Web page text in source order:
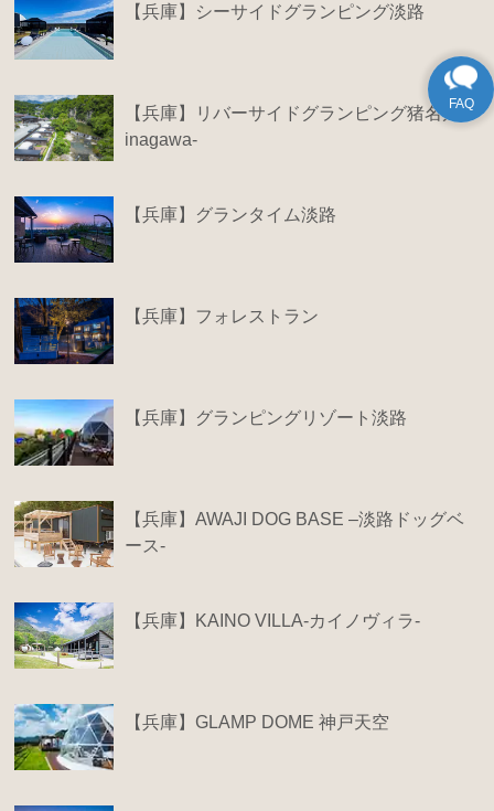
【兵庫】シーサイドグランピング淡路
【兵庫】リバーサイドグランピング猪名川-
inagawa-
【兵庫】グランタイム淡路
【兵庫】フォレストラン
【兵庫】グランピングリゾート淡路
【兵庫】AWAJI DOG BASE –淡路ドッグベ
ース-
【兵庫】KAINO VILLA-カイノヴィラ-
【兵庫】GLAMP DOME 神戸天空